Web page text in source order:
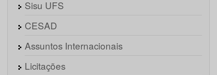
Sisu UFS
CESAD
Assuntos Internacionais
Licitações